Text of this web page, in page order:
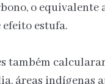
o equivalente
efeito estufa.
também